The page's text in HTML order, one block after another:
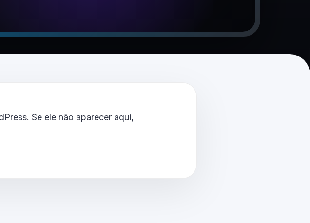
Se ele não aparecer aqui,